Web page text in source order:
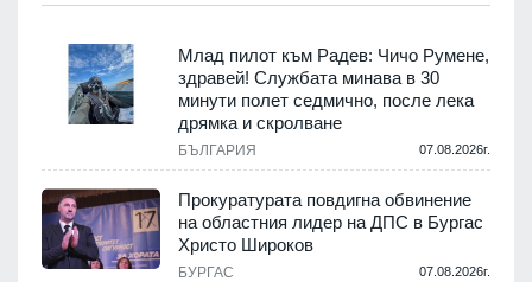
Млад пилот към Радев: Чичо Румене,
здравей! Службата минава в 30
минути полет седмично, после лека
дрямка и скролване
БЪЛГАРИЯ 07.08.2026г.
Прокуратурата повдигна обвинение
на областния лидер на ДПС в Бургас
Христо Широков
БУРГАС 07.08.2026г.